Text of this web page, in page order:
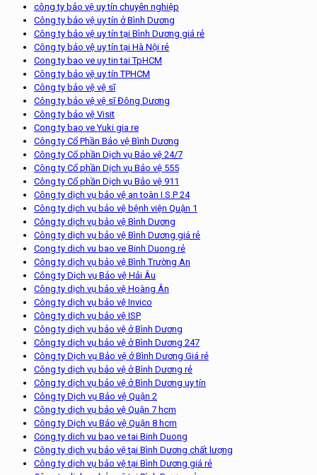
công ty bảo vệ uy tín chuyên nghiệp
Công ty bảo vệ uy tín ở Bình Dương
Công ty bảo vệ uy tín tại Bình Dương giá rẻ
Công ty bảo vệ uy tín tại Hà Nội rẻ
Cong ty bao ve uy tin tai TpHCM
Công ty bảo vệ uy tín TPHCM
Công ty bảo vệ vệ sĩ
Công ty bảo vệ vệ sĩ Đông Dương
Công ty bảo vệ Visit
Cong ty bao ve Yuki gia re
Công ty Cổ Phần Bảo vệ Bình Dương
Công ty Cổ phần Dịch vụ Bảo vệ 24/7
Công ty Cổ phần Dịch vụ Bảo vệ 555
Công ty Cổ phần Dịch vụ Bảo vệ 911
Công ty dịch vụ bảo vệ an toàn I.S.P 24
Công ty dịch vụ bảo vệ bệnh viện Quận 1
Công ty dịch vụ bảo vệ Bình Dương
Công ty dịch vụ bảo vệ Bình Dương giá rẻ
Cong ty dich vu bao ve Binh Duong rẻ
Công ty dịch vụ bảo vệ Bình Trường An
Công ty Dịch vụ Bảo vệ Hải Âu
Công ty dịch vụ bảo vệ Hoàng Ân
Công ty dịch vụ bảo vệ Invico
Công ty dịch vụ bảo vệ ISP
Công ty dịch vụ bảo vệ ở Bình Dương
Công ty dịch vụ bảo vệ ở Bình Dương 247
Công ty Dịch vụ Bảo vệ ở Bình Dương Giá rẻ
Công ty dịch vụ bảo vệ ở Bình Dương rẻ
Công ty dịch vụ bảo vệ ở Bình Dương uy tín
Công ty Dịch vụ Bảo vệ Quận 2
Công ty dịch vụ bảo vệ Quận 7 hcm
Công ty Dịch vụ Bảo vệ Quận 8 hcm
Cong ty dich vu bao ve tai Binh Duong
Công ty dịch vụ bảo vệ tại Bình Dương chất lượng
Công ty dịch vụ bảo vệ tại Bình Dương giá rẻ